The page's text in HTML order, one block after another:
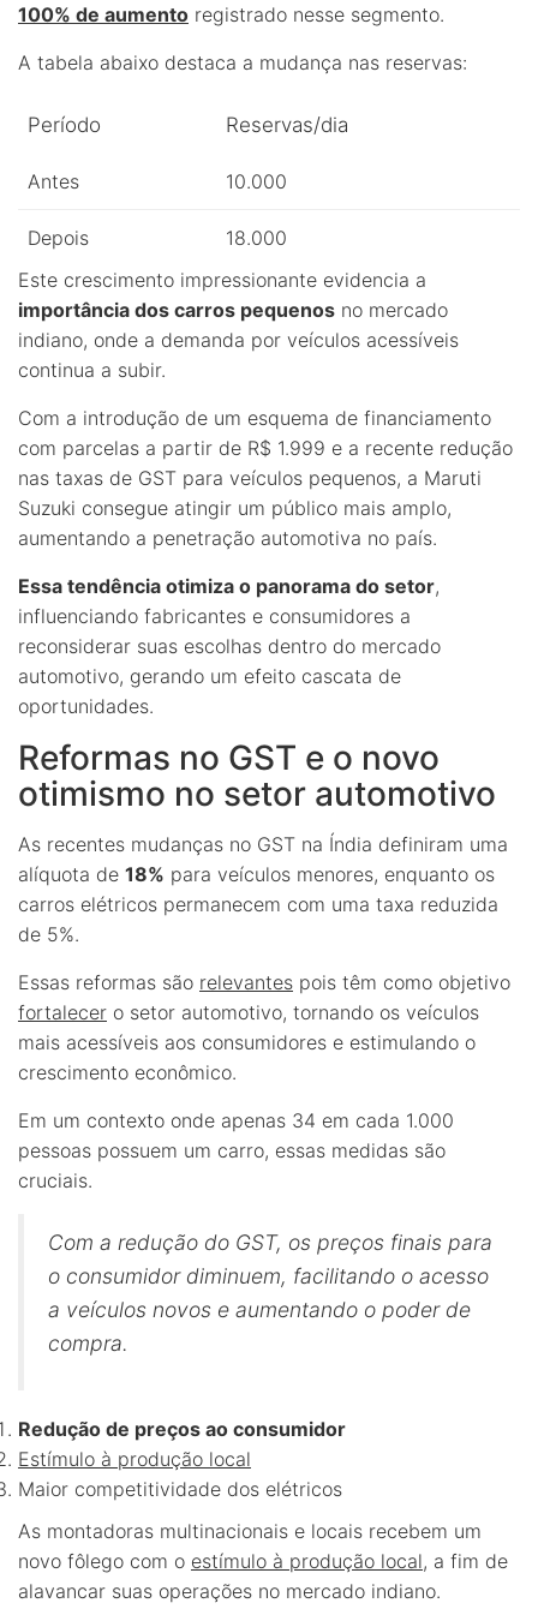
100% de aumento registrado nesse segmento.
A tabela abaixo destaca a mudança nas reservas:
Período Reservas/dia
Antes 10.000
Depois
18.000
Este crescimento impressionante evidencia a
importância dos carros pequenos no mercado
indiano, onde a demanda por veículos acessíveis
continua a subir.
Com a introdução de um esquema de financiamento
com parcelas a partir de R$ 1.999 e a recente redução
nas taxas de GST para veículos pequenos, a Maruti
Suzuki consegue atingir um público mais amplo,
aumentando a penetração automotiva no país.
Essa tendência otimiza o panorama do setor,
influenciando fabricantes e consumidores a
reconsiderar suas escolhas dentro do mercado
automotivo, gerando um efeito cascata de
oportunidades.
Reformas no GST e o novo
otimismo no setor automotivo
As recentes mudanças no GST na Índia definiram uma
alíquota de 18% para veículos menores, enquanto os
carros elétricos permanecem com uma taxa reduzida
de 5%.
Essas reformas são relevantes pois têm como objetivo
fortalecer o setor automotivo, tornando os veículos
mais acessíveis aos consumidores e estimulando o
crescimento econômico.
Em um contexto onde apenas 34 em cada 1.000
pessoas possuem um carro, essas medidas são
cruciais.
Com a redução do GST, os preços finais para
o consumidor diminuem, facilitando o acesso
a veículos novos e aumentando o poder de
compra.
Redução de preços ao consumidor
Estímulo à produção local
Maior competitividade dos elétricos
As montadoras multinacionais e locais recebem um
novo fôlego com o estímulo à produção local, a fim de
alavancar suas operações no mercado indiano.